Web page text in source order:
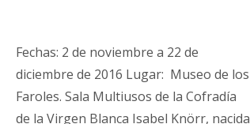
Fechas: 2 de noviembre a 22 de
diciembre de 2016 Lugar: Museo de los
Faroles. Sala Multiusos de la Cofradía
de la Virgen Blanca Isabel Knörr, nacida